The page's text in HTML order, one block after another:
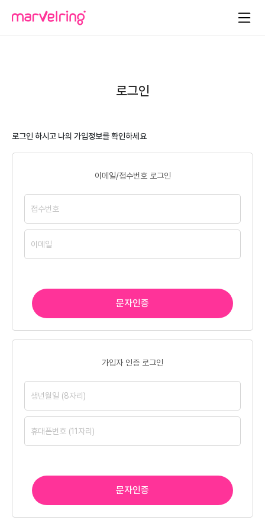
로그인
로그인 하시고 나의 가입정보를 확인하세요
이메일/접수번호 로그인
문자인증
가입자 인증 로그인
문자인증